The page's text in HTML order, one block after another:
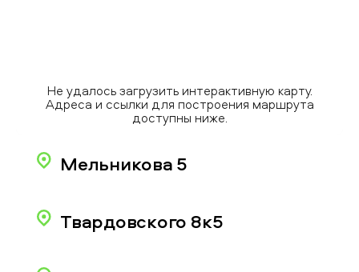
Не удалось загрузить интерактивную карту.
Адреса и ссылки для построения маршрута
доступны ниже.
Мельникова 5
Твардовского 8к5